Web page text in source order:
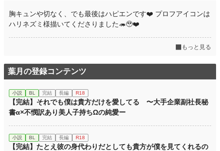
胸キュンや切なく、でも最後はハピエンです❤️ プロフアイコンは
ハリネズミ様描いてくださりました🦔🥹❤️
もっと見る
葉月の登録コンテンツ
小説 BL 完結 長編 R18
【完結】それでも僕は貴方だけを愛してる 〜大手企業副社長秘
書α×不憫訳あり美人子持ちΩの純愛ー
小説 BL 完結 長編 R18
【完結】たとえ彼の身代わりだとしても貴方が僕を見てくれるの